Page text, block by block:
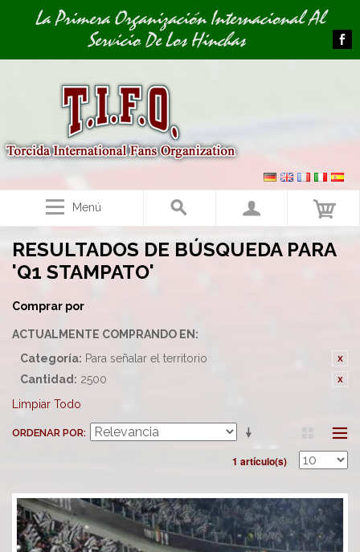
Image 01La Primera Organización Internacional Al
Servicio De Los Hinchas
Menú
RESULTADOS DE BÚSQUEDA PARA
'Q1 STAMPATO'
Comprar por
ACTUALMENTE COMPRANDO EN:
Categoría: Para señalar el territorio
Cantidad: 2500
Limpiar Todo
ORDENAR POR
1 artículo(s)